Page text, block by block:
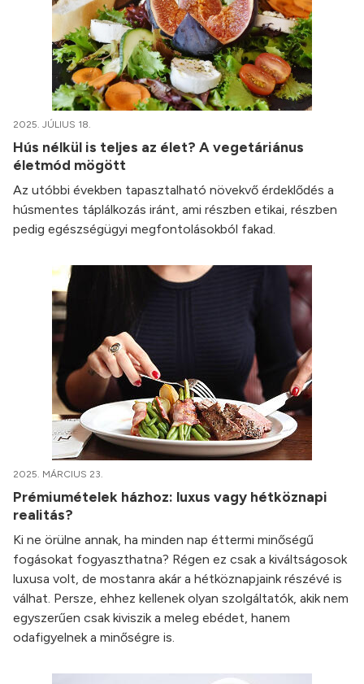
2025. JÚLIUS 18.
Hús nélkül is teljes az élet? A vegetáriánus
életmód mögött
Az utóbbi években tapasztalható növekvő érdeklődés a
húsmentes táplálkozás iránt, ami részben etikai, részben
pedig egészségügyi megfontolásokból fakad.
2025. MÁRCIUS 23.
Prémiumételek házhoz: luxus vagy hétköznapi
realitás?
Ki ne örülne annak, ha minden nap éttermi minőségű
fogásokat fogyaszthatna? Régen ez csak a kiváltságosok
luxusa volt, de mostanra akár a hétköznapjaink részévé is
válhat. Persze, ehhez kellenek olyan szolgáltatók, akik nem
egyszerűen csak kiviszik a meleg ebédet, hanem
odafigyelnek a minőségre is.